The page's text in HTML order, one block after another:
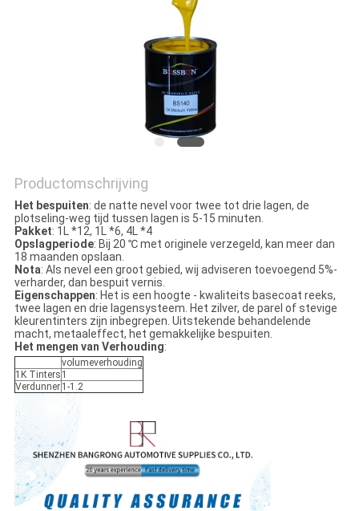
Productomschrijving
Het bespuiten: de natte nevel voor twee tot drie lagen, de
plotseling-weg tijd tussen lagen is 5-15 minuten.
Pakket: 1L *12, 1L *6, 4L *4
Opslagperiode: Bij 20 ℃ met originele verzegeld, kan meer dan
18 maanden opslaan.
Nota: Als nevel een groot gebied, wij adviseren toevoegend 5%-
verharder, dan bespuit vernis.
Eigenschappen: Het is een hoogte - kwaliteits basecoat reeks,
twee lagen en drie lagensysteem. Het zilver, de parel of stevige
kleurentinters zijn inbegrepen. Uitstekende behandelende
macht, metaaleffect, het gemakkelijke bespuiten.
Het mengen van Verhouding:
volumeverhouding
1K Tinters 1
Verdunner 1-1.2